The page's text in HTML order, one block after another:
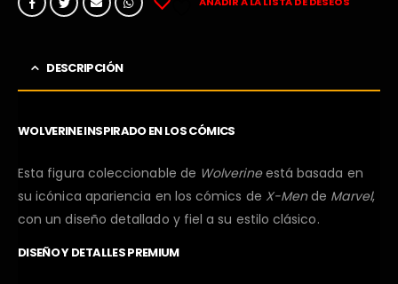
DESCRIPCIÓN
WOLVERINE INSPIRADO EN LOS CÓMICS
Esta figura coleccionable de Wolverineestá basada en
su icónica apariencia en los cómics de X-Mende Marvel,
con un diseño detallado y fiel a su estilo clásico.
DISEÑO Y DETALLES PREMIUM